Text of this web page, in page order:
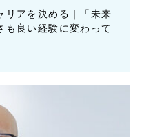
リアを決める｜「未来
も良い経験に変わって